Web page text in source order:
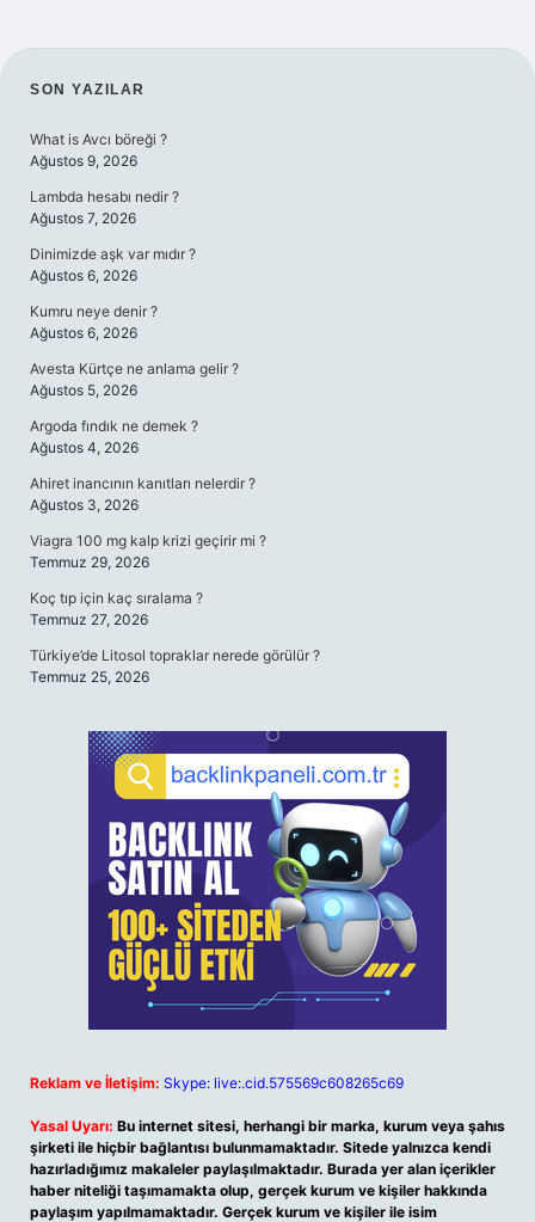
SIDEBAR
SON YAZILAR
What is Avcı böreği ?
Ağustos 9, 2026
Lambda hesabı nedir ?
Ağustos 7, 2026
Dinimizde aşk var mıdır ?
Ağustos 6, 2026
Kumru neye denir ?
Ağustos 6, 2026
Avesta Kürtçe ne anlama gelir ?
Ağustos 5, 2026
Argoda fındık ne demek ?
Ağustos 4, 2026
Ahiret inancının kanıtları nelerdir ?
Ağustos 3, 2026
Viagra 100 mg kalp krizi geçirir mi ?
Temmuz 29, 2026
Koç tıp için kaç sıralama ?
Temmuz 27, 2026
Türkiye’de Litosol topraklar nerede görülür ?
Temmuz 25, 2026
Reklam ve İletişim: Skype: live:.cid.575569c608265c69
Yasal Uyarı: Bu internet sitesi, herhangi bir marka, kurum veya şahıs
şirketi ile hiçbir bağlantısı bulunmamaktadır. Sitede yalnızca kendi
hazırladığımız makaleler paylaşılmaktadır. Burada yer alan içerikler
haber niteliği taşımamakta olup, gerçek kurum ve kişiler hakkında
paylaşım yapılmamaktadır. Gerçek kurum ve kişiler ile isim